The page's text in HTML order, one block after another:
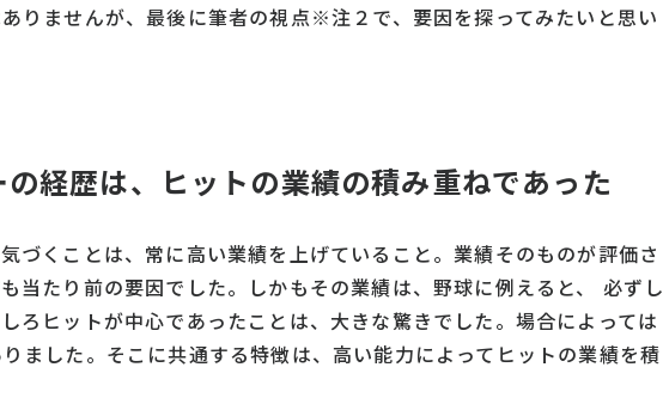
りませんが、最後に筆者の視点※注２で、要因を探ってみたいと思い
経歴は、ヒットの業績の積み重ねであった
づくことは、常に高い業績を上げていること。業績そのものが評価さ
当たり前の要因でした。しかもその業績は、野球に例えると、 必ずし
ろヒットが中心であったことは、大きな驚きでした。場合によっては
ました。そこに共通する特徴は、高い能力によってヒットの業績を積